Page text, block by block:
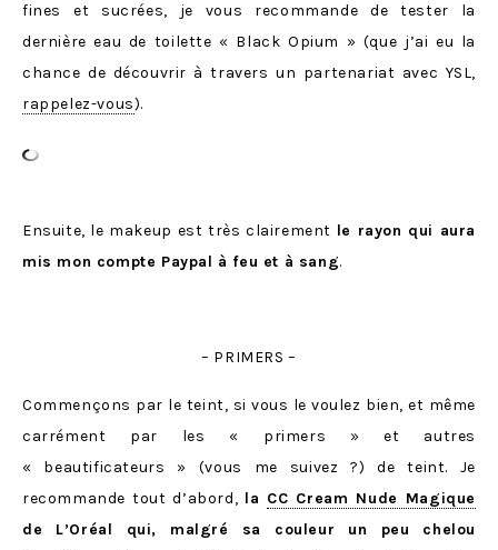
fines et sucrées, je vous recommande de tester la
dernière eau de toilette « Black Opium » (que j’ai eu la
chance de découvrir à travers un partenariat avec YSL,
rappelez-vous).
Ensuite, le makeup est très clairement le rayon qui aura
mis mon compte Paypal à feu et à sang.
– PRIMERS –
Commençons par le teint, si vous le voulez bien, et même
carrément par les « primers » et autres
« beautificateurs » (vous me suivez ?) de teint. Je
recommande tout d’abord, la CC Cream Nude Magique
de L’Oréal qui, malgré sa couleur un peu chelou